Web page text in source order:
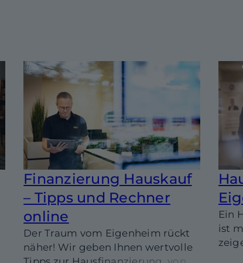
Finanzierung Hauskauf
– Tipps und Rechner
online
Der Traum vom Eigenheim rückt
näher! Wir geben Ihnen wertvolle
Ein
ist